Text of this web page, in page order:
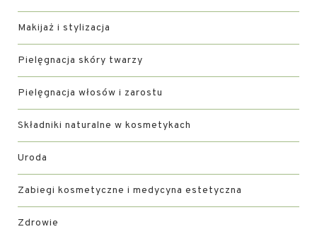
Makijaż i stylizacja
Pielęgnacja skóry twarzy
Pielęgnacja włosów i zarostu
Składniki naturalne w kosmetykach
Uroda
Zabiegi kosmetyczne i medycyna estetyczna
Zdrowie